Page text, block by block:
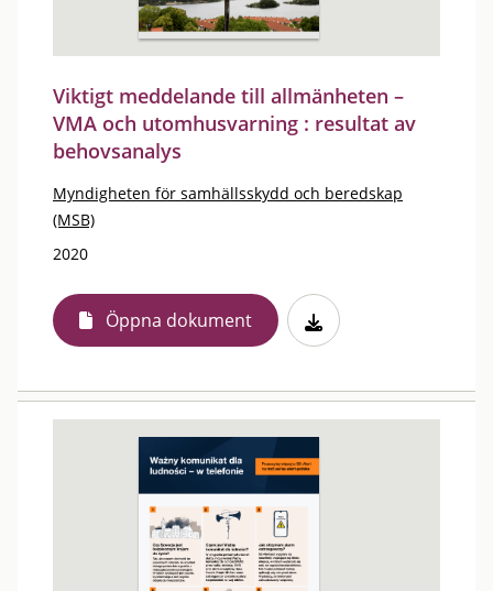
Viktigt meddelande till allmänheten –
VMA och utomhusvarning : resultat av
behovsanalys
Myndigheten för samhällsskydd och beredskap
(MSB)
2020
Öppna dokument